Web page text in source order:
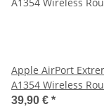
Apple AirPort
A1354 Wireless
39,90 € *